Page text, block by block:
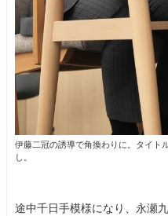
伊藤二冠の誘導で角換わりに。タイト
し。
途中千日手模様になり、永瀬